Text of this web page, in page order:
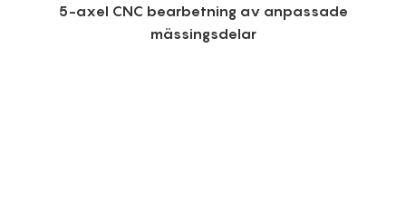
5-axel CNC bearbetning av anpassade
mässingsdelar